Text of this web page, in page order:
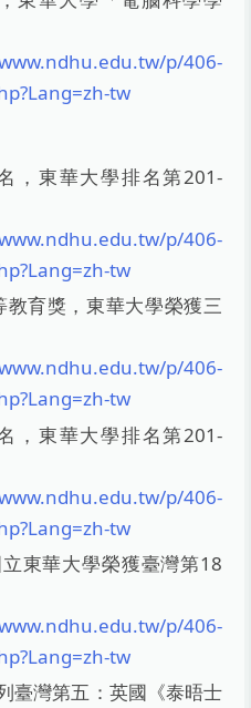
p/406-
tw
，東華大學排名第201-
p/406-
tw
教育獎，東華大學榮獲三
p/406-
tw
，東華大學排名第201-
p/406-
tw
東華大學榮獲臺灣第18
p/406-
tw
臺灣第五：英國《泰晤士